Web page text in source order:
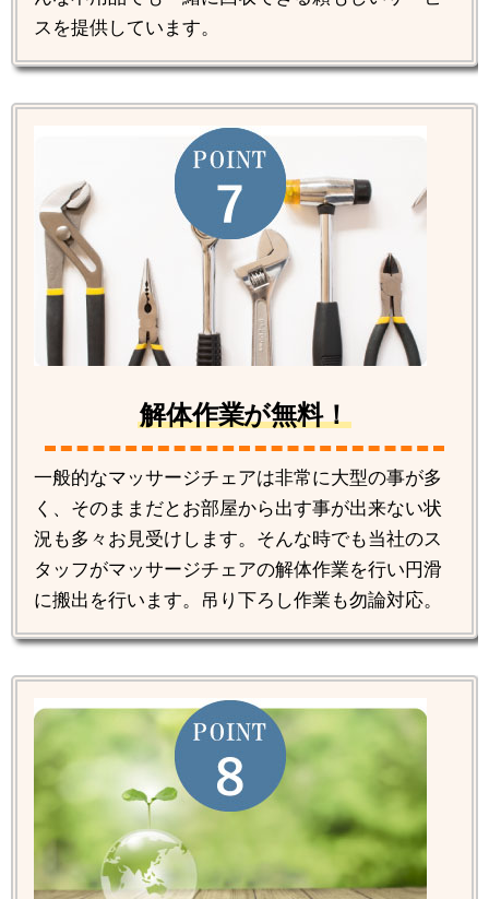
スを提供しています。
解体作業が無料！
一般的なマッサージチェアは非常に大型の事が多
く、そのままだとお部屋から出す事が出来ない状
況も多々お見受けします。そんな時でも当社のス
タッフがマッサージチェアの解体作業を行い円滑
に搬出を行います。吊り下ろし作業も勿論対応。